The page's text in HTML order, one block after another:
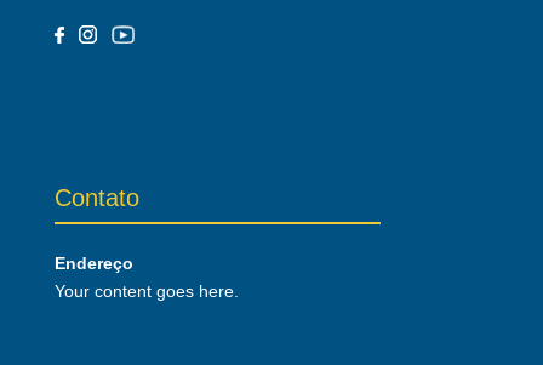
Contato
Endereço
Your content goes here.